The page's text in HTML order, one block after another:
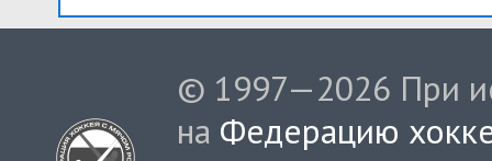
© 1997—2026 При
на Федерацию